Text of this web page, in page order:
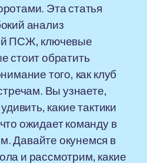
Эта статья
анализ
ПСЖ, ключевые
стоит обратить
того, как клуб
Вы узнаете,
какие тактики
ожидает команду в
Давайте окунемся в
и рассмотрим, какие